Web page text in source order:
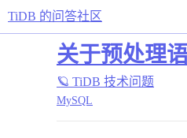
TiDB 的问答社区
关于预处理
🪐 TiDB 技术问题
MySQL